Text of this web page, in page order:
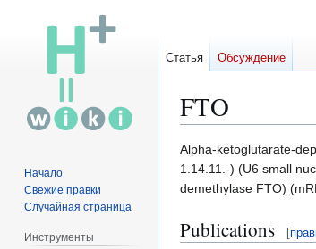
FTO
Перейти
к
навигации
Перейти
к
поиску
Alpha-ketoglutarate-
1.14.11.-) (U6 small
demethylase FTO)
Publications [
Статья Обсуждение
Начало
Свежие правки
Случайная страница
Инструменты